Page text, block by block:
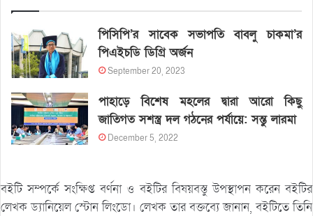
পিসিপি’র সাবেক সভাপতি বাবলু চাকমা’র
পিএইচডি ডিগ্রি অর্জন
September 20, 2023
পাহাড়ে বিশেষ মহলের দ্বারা আরো কিছু
জাতিগত সশস্ত্র দল গঠনের পর্যায়ে: সন্তু লারমা
December 5, 2022
বইটি সম্পর্কে সংক্ষিপ্ত বর্ণনা ও বইটির বিষয়বস্তু উপস্থাপন করেন বইটির
লেখক ড্যানিয়েল স্টোন লিংডো। লেখক তার বক্তব্যে জানান, বইটিতে তিনি